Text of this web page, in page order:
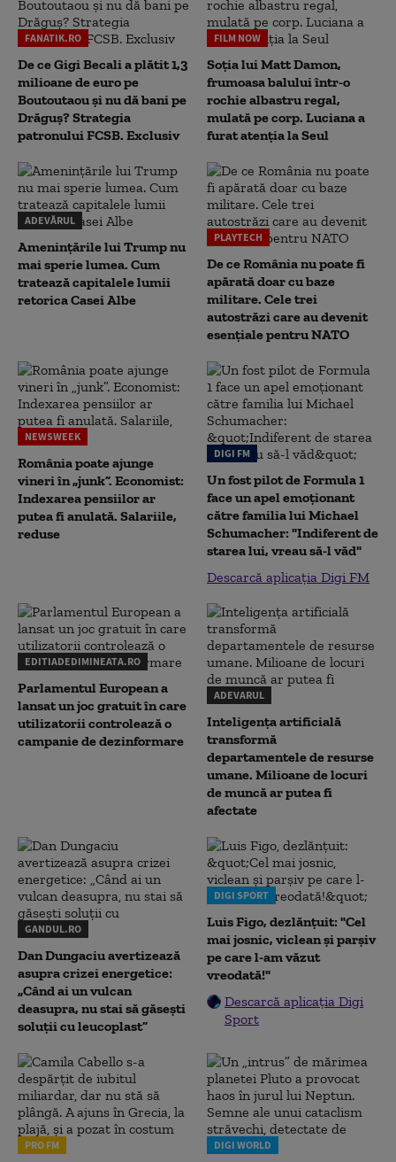
FANATIK.RO
De ce Gigi Becali a plătit 1,3
milioane de euro pe
Boutoutaou și nu dă bani pe
Drăguș? Strategia
patronului FCSB. Exclusiv
FILM NOW
Soția lui Matt Damon,
frumoasa balului într-o
rochie albastru regal,
mulată pe corp. Luciana a
furat atenția la Seul
ADEVĂRUL
Amenințările lui Trump nu
mai sperie lumea. Cum
tratează capitalele lumii
retorica Casei Albe
PLAYTECH
De ce România nu poate fi
apărată doar cu baze
militare. Cele trei
autostrăzi care au devenit
esențiale pentru NATO
NEWSWEEK
România poate ajunge
vineri în „junk”. Economist:
Indexarea pensiilor ar
putea fi anulată. Salariile,
reduse
DIGI FM
Un fost pilot de Formula 1
face un apel emoționant
către familia lui Michael
Schumacher: "Indiferent de
starea lui, vreau să-l văd"
Descarcă aplicația Digi FM
EDITIADEDIMINEATA.RO
Parlamentul European a
lansat un joc gratuit în care
utilizatorii controlează o
campanie de dezinformare
ADEVARUL
Inteligența artificială
transformă
departamentele de resurse
umane. Milioane de locuri
de muncă ar putea fi
afectate
GANDUL.RO
Dan Dungaciu avertizează
asupra crizei energetice:
„Când ai un vulcan
deasupra, nu stai să găsești
soluții cu leucoplast”
DIGI SPORT
Luis Figo, dezlănțuit: "Cel
mai josnic, viclean și parșiv
pe care l-am văzut
vreodată!"
Descarcă aplicația Digi
Sport
PRO FM DIGI WORLD